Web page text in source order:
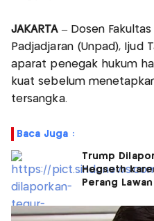
JAKARTA– Dosen Fakultas
Padjadjaran (Unpad), Ijud
aparat penegak hukum
kuat sebelum
tersangka.
Baca Juga :
Trump
Hegseth
Perang